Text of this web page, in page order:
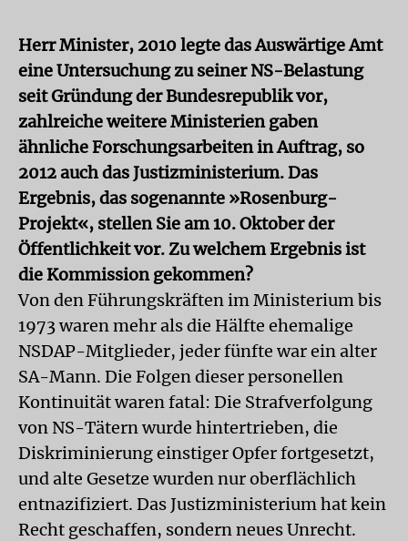
Herr Minister, 2010 legte das Auswärtige Amt
eine Untersuchung zu seiner NS-Belastung
seit Gründung der Bundesrepublik vor,
zahlreiche weitere Ministerien gaben
ähnliche Forschungsarbeiten in Auftrag, so
2012 auch das Justizministerium. Das
Ergebnis, das sogenannte »Rosenburg-
Projekt«, stellen Sie am 10. Oktober der
Öffentlichkeit vor. Zu welchem Ergebnis ist
die Kommission gekommen?
Von den Führungskräften im Ministerium bis
1973 waren mehr als die Hälfte ehemalige
NSDAP-Mitglieder, jeder fünfte war ein alter
SA-Mann. Die Folgen dieser personellen
Kontinuität waren fatal: Die Strafverfolgung
von NS-Tätern wurde hintertrieben, die
Diskriminierung einstiger Opfer fortgesetzt,
und alte Gesetze wurden nur oberflächlich
entnazifiziert. Das Justizministerium hat kein
Recht geschaffen, sondern neues Unrecht.